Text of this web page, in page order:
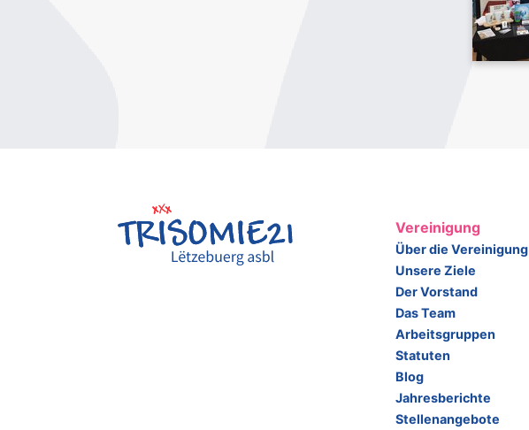
Vereinigung
Über die Vereinigung
Unsere Ziele
Der Vorstand
Das Team
Arbeitsgruppen
Statuten
Blog
Jahresberichte
Stellenangebote